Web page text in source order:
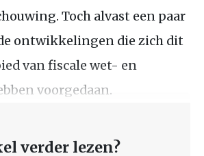
Toch alvast een paar
ontwikkelingen die zich dit
van fiscale wet- en
voorgedaan.
verder lezen?